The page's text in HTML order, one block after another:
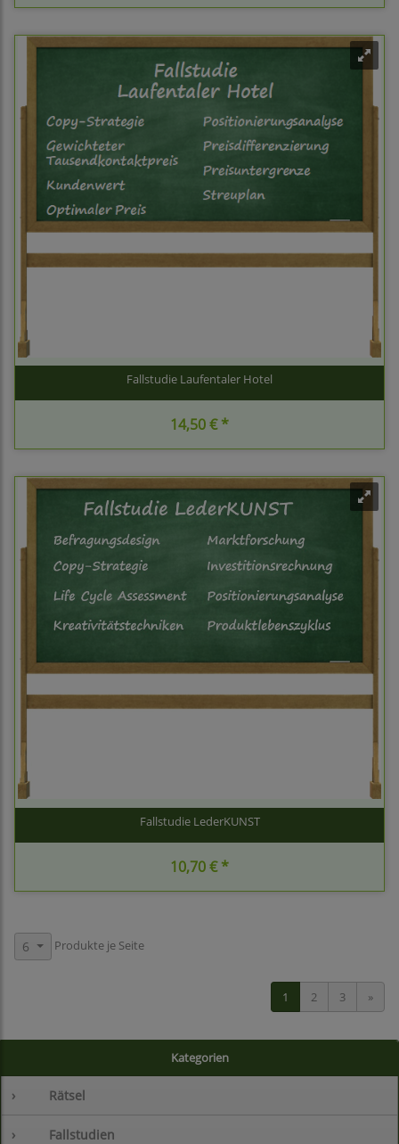
Kategorien
› Rätsel
› Fallstudien
Fallstudie Laufentaler Hotel
14,50 € *
Fallstudie LederKUNST
10,70 € *
6 Produkte je Seite
1 2 3 »